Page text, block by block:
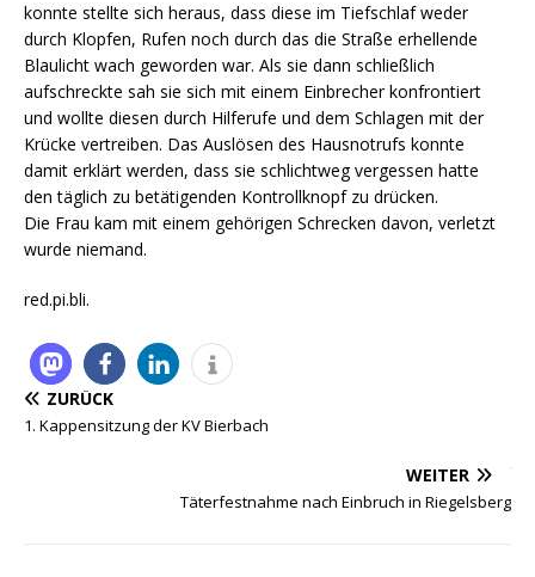
konnte stellte sich heraus, dass diese im Tiefschlaf weder
durch Klopfen, Rufen noch durch das die Straße erhellende
Blaulicht wach geworden war. Als sie dann schließlich
aufschreckte sah sie sich mit einem Einbrecher konfrontiert
und wollte diesen durch Hilferufe und dem Schlagen mit der
Krücke vertreiben. Das Auslösen des Hausnotrufs konnte
damit erklärt werden, dass sie schlichtweg vergessen hatte
den täglich zu betätigenden Kontrollknopf zu drücken.
Die Frau kam mit einem gehörigen Schrecken davon, verletzt
wurde niemand.
red.pi.bli.
ZURÜCK
1. Kappensitzung der KV Bierbach
WEITER
Täterfestnahme nach Einbruch in Riegelsberg